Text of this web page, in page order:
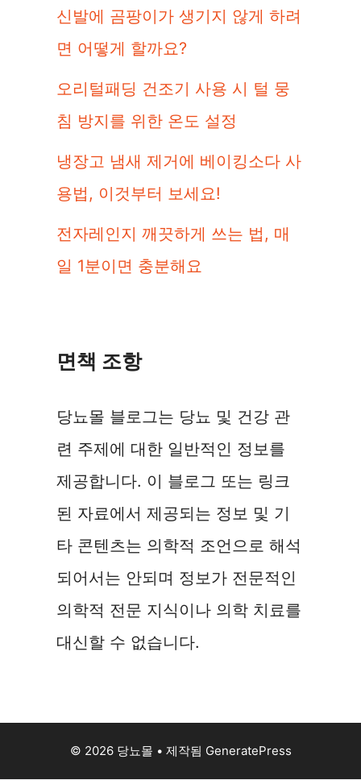
신발에 곰팡이가 생기지 않게 하려
면 어떻게 할까요?
오리털패딩 건조기 사용 시 털 뭉
침 방지를 위한 온도 설정
냉장고 냄새 제거에 베이킹소다 사
용법, 이것부터 보세요!
전자레인지 깨끗하게 쓰는 법, 매
일 1분이면 충분해요
면책 조항
당뇨몰 블로그는 당뇨 및 건강 관
련 주제에 대한 일반적인 정보를
제공합니다. 이 블로그 또는 링크
된 자료에서 제공되는 정보 및 기
타 콘텐츠는 의학적 조언으로 해석
되어서는 안되며 정보가 전문적인
의학적 전문 지식이나 의학 치료를
대신할 수 없습니다.
© 2026 당뇨몰 • 제작됨 GeneratePress